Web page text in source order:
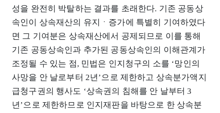
성을 완전히 박탈하는 결과를 초래한다. 기존 공동상
속인이 상속재산의 유지ㆍ증가에 특별히 기여하였다
면 그 기여분은 상속재산에서 공제되므로 이를 통해
기존 공동상속인과 추가된 공동상속인의 이해관계가
조정될 수 있는 점, 민법은 인지청구의 소를 ‘망인의
사망을 안 날로부터 2년’으로 제한하고 상속분가액지
급청구권의 행사도 ‘상속권의 침해를 안 날부터 3
년’으로 제한하므로 인지재판을 바탕으로 한 상속분